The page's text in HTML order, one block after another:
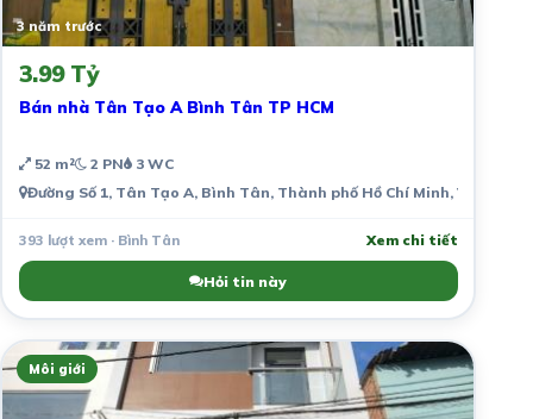
3 năm trước
3.99 Tỷ
Bán nhà Tân Tạo A Bình Tân TP HCM
52 m² 2 PN 3 WC
Đường Số 1, Tân Tạo A, Bình Tân, Thành phố Hồ Chí Minh, Việt Nam
393 lượt xem · Bình Tân Xem chi tiết
Hỏi tin này
Môi giới